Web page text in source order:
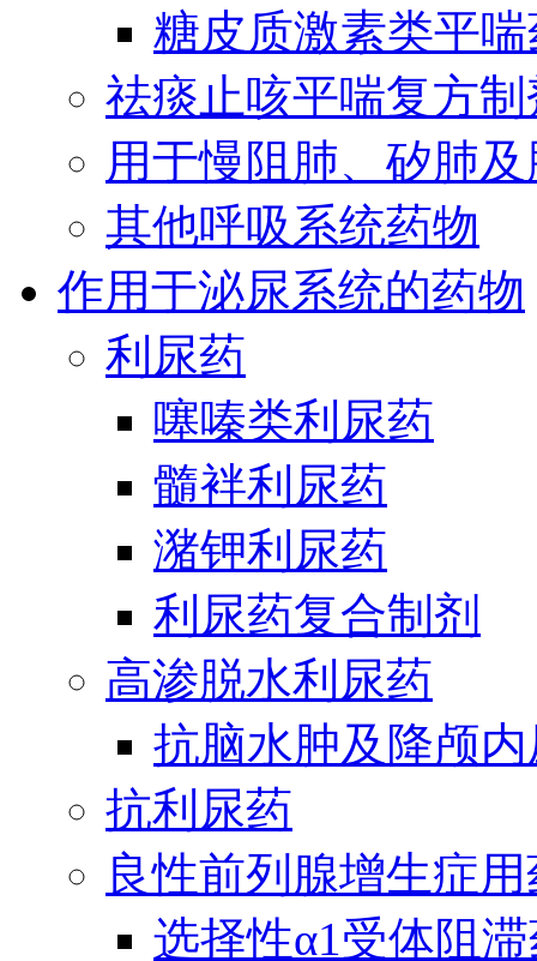
糖皮质激素类平
祛痰止咳平喘复方制
用于慢阻肺、矽肺
其他呼吸系统药物
作用于泌尿系统的药物
利尿药
噻嗪类利尿药
髓袢利尿药
潴钾利尿药
利尿药复合制剂
高渗脱水利尿药
抗脑水肿及降颅
抗利尿药
良性前列腺增生症
选择性α1受体阻